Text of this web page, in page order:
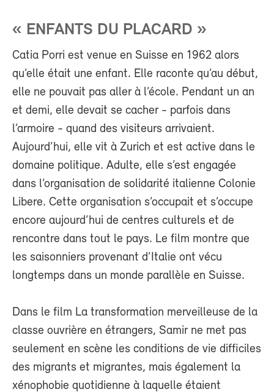
« ENFANTS DU PLACARD »
Catia Porri est venue en Suisse en 1962 alors
qu’elle était une enfant. Elle raconte qu’au début,
elle ne pouvait pas aller à l’école. Pendant un an
et demi, elle devait se cacher - parfois dans
l’armoire - quand des visiteurs arrivaient.
Aujourd’hui, elle vit à Zurich et est active dans le
domaine politique. Adulte, elle s’est engagée
dans l’organisation de solidarité italienne Colonie
Libere. Cette organisation s’occupait et s’occupe
encore aujourd’hui de centres culturels et de
rencontre dans tout le pays. Le film montre que
les saisonniers provenant d’Italie ont vécu
longtemps dans un monde parallèle en Suisse.
Dans le film La transformation merveilleuse de la
classe ouvrière en étrangers, Samir ne met pas
seulement en scène les conditions de vie difficiles
des migrants et migrantes, mais également la
xénophobie quotidienne à laquelle étaient